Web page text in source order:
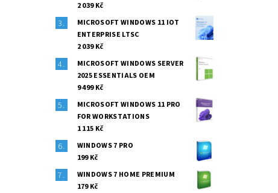
2 039 Kč
MICROSOFT WINDOWS 11 IOT
ENTERPRISE LTSC
2 039 Kč
MICROSOFT WINDOWS SERVER
2025 ESSENTIALS OEM
9 499 Kč
MICROSOFT WINDOWS 11 PRO
FOR WORKSTATIONS
1 115 Kč
WINDOWS 7 PRO
199 Kč
WINDOWS 7 HOME PREMIUM
179 Kč